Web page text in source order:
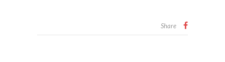
Share